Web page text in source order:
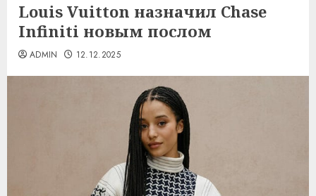
Louis Vuitton назначил Chase
Infiniti новым послом
ADMIN 12.12.2025